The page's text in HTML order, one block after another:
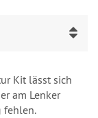
Kit lässt sich
am Lenker
fehlen.